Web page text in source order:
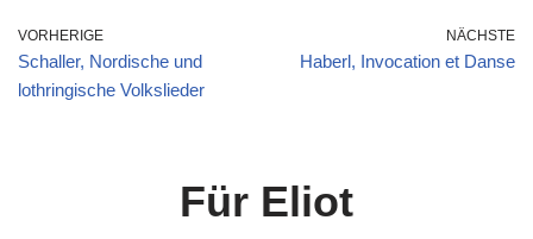
VORHERIGE
Schaller, Nordische und
lothringische Volkslieder
NÄCHSTE
Haberl, Invocation et Danse
Für Eliot